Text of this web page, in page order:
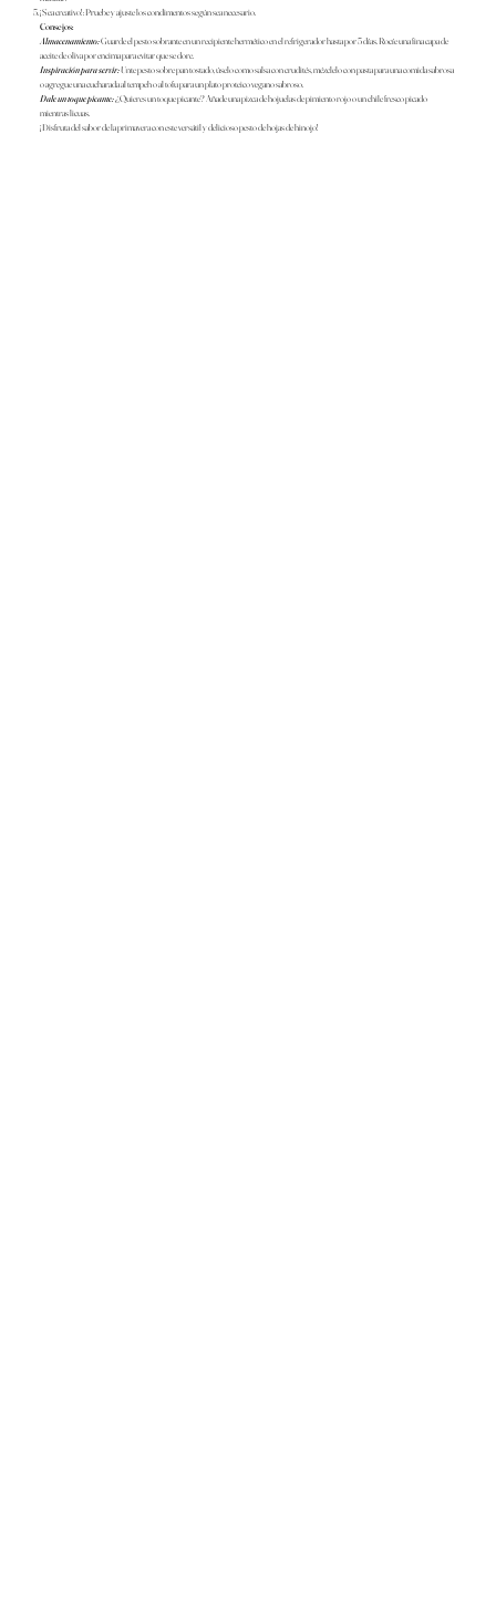
¡Sea creativo!: Pruebe y ajuste los condimentos según sea necesario.
Consejos:
Almacenamiento:Guarde el pesto sobrante en un recipiente hermético en el refrigerador hasta por 5 días. Rocíe una fina capa de
aceite de oliva por encima para evitar que se dore.
Inspiración para servir:Unte pesto sobre pan tostado, úselo como salsa con crudités, mézclelo con pasta para una comida sabrosa
o agregue una cucharada al tempeh o al tofu para un plato proteico vegano sabroso.
Dale un toque picante:¿Quieres un toque picante? Añade una pizca de hojuelas de pimiento rojo o un chile fresco picado
mientras licuas.
¡Disfruta del sabor de la primavera con este versátil y delicioso pesto de hojas de hinojo!